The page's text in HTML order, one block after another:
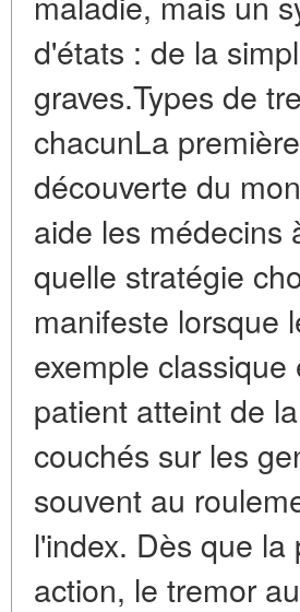
d'états : de la
graves.Types de
chacunLa
découverte du
aide les médecins
quelle stratégie
manifeste lorsque
exemple
patient atteint de
couchés sur les
souvent au
l'index. Dès que
action, le tremor